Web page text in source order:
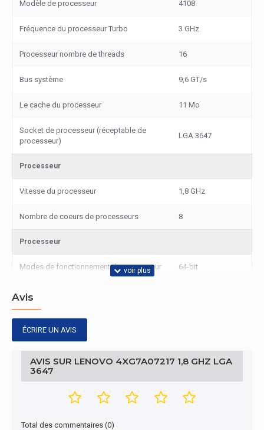
Modèle de processeur 4108
Fréquence du processeur Turbo 3 GHz
Processeur nombre de threads 16
Bus système 9,6 GT/s
Le cache du processeur 11 Mo
Socket de processeur (réceptable de
processeur)
LGA 3647
Processeur
Vitesse du processeur 1,8 GHz
Nombre de coeurs de processeurs 8
Processeur
Modes de fonctionnement du processeur 64-bit
Nom de code du processeur
Processeur
Enveloppe thermique (TDP, Thermal
Design Power)
Mémoire interne maximum prise en charge
Avis
ÉCRIRE UN AVIS
AVIS SUR LENOVO 4XG7A07217 1,8 GHZ LGA
3647
Total des commentaires (0)